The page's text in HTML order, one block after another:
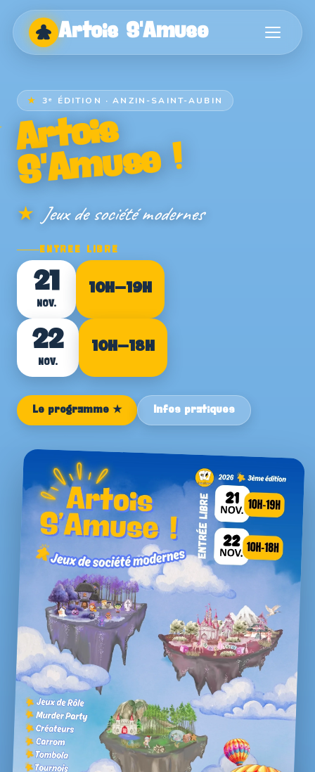
Artois S'Amuse
S'Amuse
×
Accueil
Programme
Boutiques
Infos pratiques
21 & 22 nov. 2026 · Entrée libre
3ᵉ ÉDITION · ANZIN-SAINT-AUBIN
Artois
S'Amuse !
Jeux de société modernes
ENTRÉE LIBRE
21
NOV.
10H–19H
22
NOV.
10H–18H
Le programme ★ Infos pratiques